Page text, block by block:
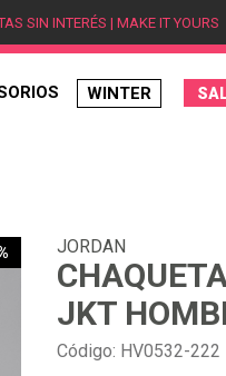
SIN INTERÉS | MAKE IT YOURS
WINTER
JORDAN
JKT
Código: HV0532-222